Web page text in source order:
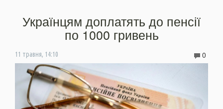
Українцям доплатять до пенсії
по 1000 гривень
11 травня, 14:10 0